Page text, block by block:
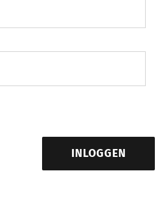
INLOGGEN